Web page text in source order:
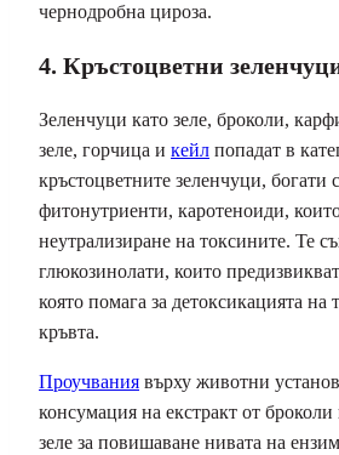
чернодробна цироза.
4. Кръстоцветни
Зеленчуци като зеле, броколи,
зеле, горчица и кейл попадат в
кръстоцветните зеленчуци, богати
фитонутриенти, каротеноиди,
неутрализиране на токсините. Те
глюкозинолати, които
която помага за детоксикацията на
кръвта.
Проучвания върху животни
консумация на екстракт от
зеле за повишаване нивата на